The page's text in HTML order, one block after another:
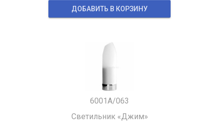
ДОБАВИТЬ В КОРЗИНУ
6001A/063
Светильник «Джим»